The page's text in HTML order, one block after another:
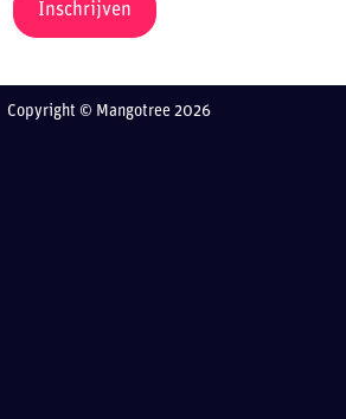
Copyright © Mangotree 2026